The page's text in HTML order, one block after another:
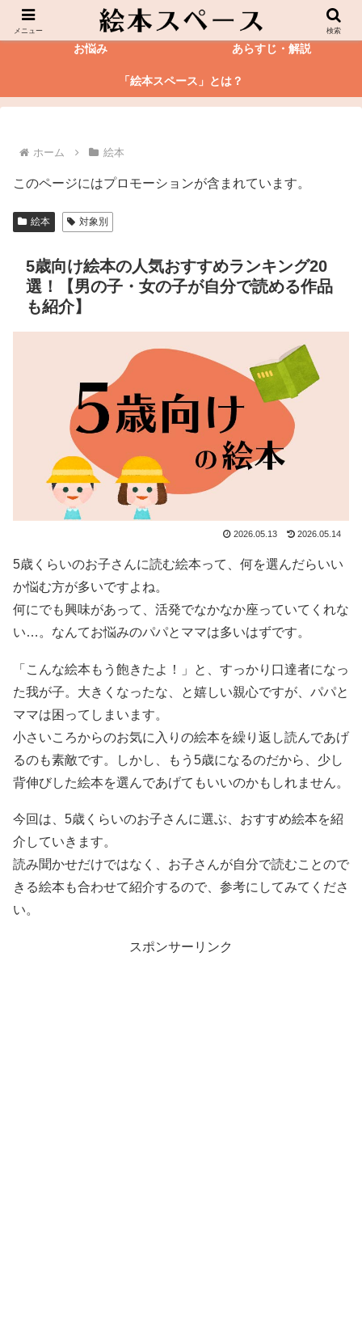
絵本
お悩み あらすじ・解説
「絵本スペース」とは？
ホーム 絵本
このページにはプロモーションが含まれています。
絵本 対象別
5歳向け絵本の人気おすすめランキング20
選！【男の子・女の子が自分で読める作品
も紹介】
2026.05.13 2026.05.14
5歳くらいのお子さんに読む絵本って、何を選んだらいい
か悩む方が多いですよね。
何にでも興味があって、活発でなかなか座っていてくれな
い…。なんてお悩みのパパとママは多いはずです。
「こんな絵本もう飽きたよ！」と、すっかり口達者になっ
た我が子。大きくなったな、と嬉しい親心ですが、パパと
ママは困ってしまいます。
小さいころからのお気に入りの絵本を繰り返し読んであげ
るのも素敵です。しかし、もう5歳になるのだから、少し
背伸びした絵本を選んであげてもいいのかもしれません。
今回は、5歳くらいのお子さんに選ぶ、おすすめ絵本を紹
介していきます。
読み聞かせだけではなく、お子さんが自分で読むことので
きる絵本も合わせて紹介するので、参考にしてみてくださ
い。
スポンサーリンク
メニュー 検索